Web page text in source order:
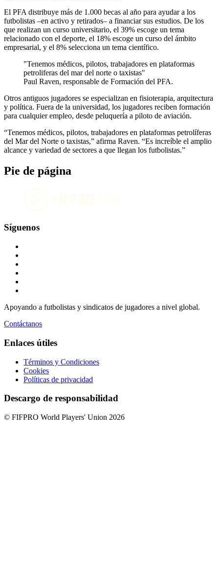
El PFA distribuye más de 1.000 becas al año para ayudar a los
futbolistas –en activo y retirados– a financiar sus estudios. De los
que realizan un curso universitario, el 39% escoge un tema
relacionado con el deporte, el 18% escoge un curso del ámbito
empresarial, y el 8% selecciona un tema científico.
Tenemos médicos, pilotos, trabajadores en plataformas
petroliferas del mar del norte o taxistas
Paul Raven, responsable de Formación del PFA.
Otros antiguos jugadores se especializan en fisioterapia, arquitectura
y política. Fuera de la universidad, los jugadores reciben formación
para cualquier empleo, desde peluquería a piloto de aviación.
“Tenemos médicos, pilotos, trabajadores en plataformas petrolíferas
del Mar del Norte o taxistas,” afirma Raven. “Es increíble el amplio
alcance y variedad de sectores a que llegan los futbolistas.”
Pie de página
Síguenos
Apoyando a futbolistas y sindicatos de jugadores a nivel global.
Contáctanos
Enlaces útiles
Términos y Condiciones
Cookies
Políticas de privacidad
Descargo de responsabilidad
© FIFPRO World Players' Union 2026